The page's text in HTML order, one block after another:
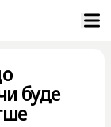
буде